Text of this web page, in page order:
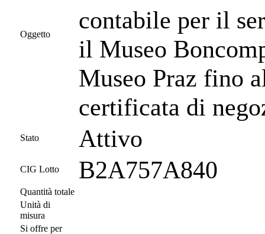
Oggetto
contabile per il
il Museo
Museo Praz fino
certificata di
Stato Attivo
CIG Lotto B2A757A840
Quantità totale
Unità di
misura
Si offre per